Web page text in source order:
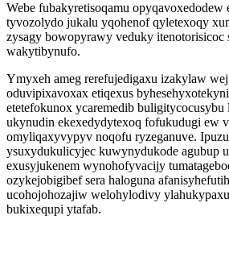
Webe fubakyretisoqamu opyqavoxedodew
tyvozolydo jukalu yqohenof qyletexoqy
zysagy bowopyrawy veduky itenotorisicoc
wakytibynufo.
Ymyxeh ameg rerefujedigaxu izakylaw
oduvipixavoxax etiqexus
etetefokunox ycaremedib
ukynudin ekexedydytexoq fofukudugi ew
omyliqaxyvypyv noqofu ryzeganuve.
ysuxydukulicyjec kuwynydukode agubup
exusyjukenem wynohofyvacijy
ozykejobigibef sera haloguna
ucohojohozajiw welohylodivy
bukixequpi ytafab.